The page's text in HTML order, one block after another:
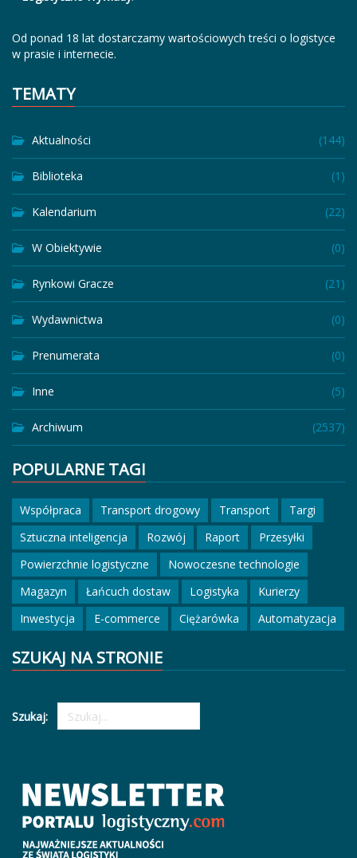
Od ponad 18 lat dostarczamy wartościowych treści o logistyce
w prasie i internecie.
TEMATY
Aktualności (144)
Biblioteka (1)
Kalendarium (22)
W Obiektywie (0)
Rynkowi Gracze (21)
Wydawnictwa (0)
Prenumerata (0)
Inne (5)
Archiwum (2537)
POPULARNE TAGI
Współpraca Transport drogowy Transport
Targi
Sztuczna inteligencja
Rozwój Raport
Przesyłki
Powierzchnie logistyczne
Nowoczesne technologie
Magazyn
Łańcuch dostaw Logistyka
Kurierzy
Inwestycja
E-commerce Ciężarówka Automatyzacja
SZUKAJ NA STRONIE
Szukaj: